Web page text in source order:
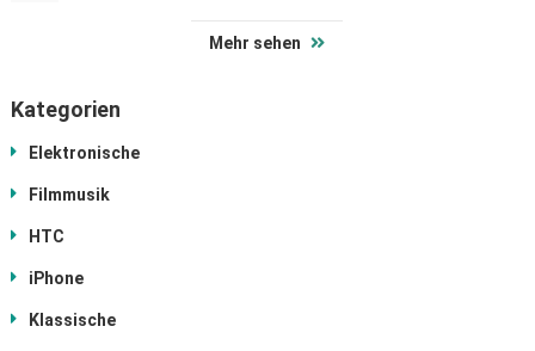
Mehr sehen
Kategorien
Elektronische
Filmmusik
HTC
iPhone
Klassische